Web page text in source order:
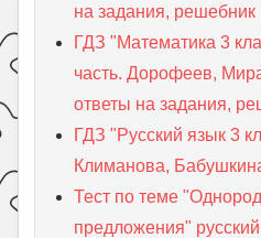
на задания, решебник
ГДЗ "Математика 3
часть. Дорофеев,
ответы на задания,
ГДЗ "Русский язык 3
Климанова,
Тест по теме
предложения"